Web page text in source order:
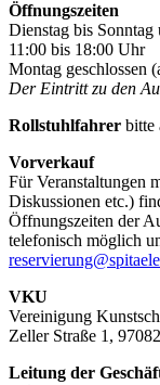
Öffnungszeiten
Dienstag bis Sonntag
11:00 bis 18:00 Uhr
Montag geschlossen
Der Eintritt zu den
Rollstuhlfahrer bitte
Vorverkauf
Für Veranstaltungen
Diskussionen etc.)
Öffnungszeiten der
telefonisch möglich
VKU
Vereinigung
Zeller Straße 1,
Leitung der